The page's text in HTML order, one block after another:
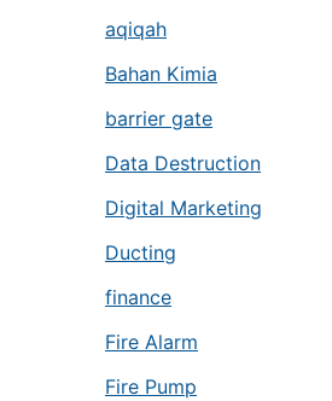
aqiqah
Bahan Kimia
barrier gate
Data Destruction
Digital Marketing
Ducting
finance
Fire Alarm
Fire Pump